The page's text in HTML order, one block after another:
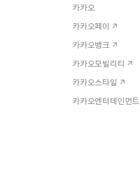
카카오
카카오페이
카카오뱅크
카카오모빌리티
카카오스타일
카카오엔터테인먼트